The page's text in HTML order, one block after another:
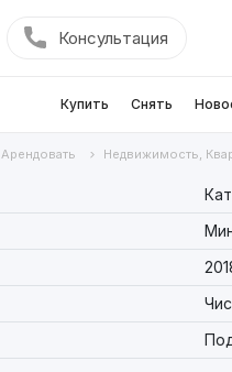
Консультация
Купить Снять
Арендовать Недвижимость,